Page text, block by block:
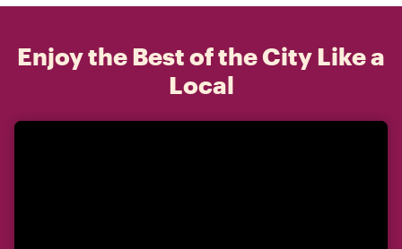
Enjoy the Best of the City Like a
Local